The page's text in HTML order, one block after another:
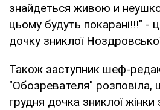
знайдеться живою и
цьому будуть покарані!!!" -
дочку зниклої
Також заступник шеф-
"Обозревателя"
грудня дочка зниклої